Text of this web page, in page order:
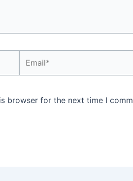
browser for the next time I